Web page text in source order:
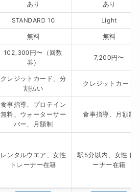
あり あり
STANDARD 10 Light
無料 無料
102,300円〜（回数
券）
7,200円〜
クレジットカード、分
割払い
クレジットカード
食事指導、プロテイン
無料、ウォーターサー
バー、月額制
食事指導、月額制
レンタルウエア、女性
トレーナー在籍
駅5分以内、女性ト
ーナー在籍